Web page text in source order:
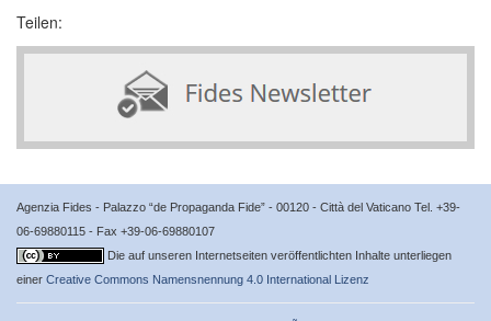
Teilen:
Agenzia Fides - Palazzo “de Propaganda Fide” - 00120 - Città del Vaticano Tel. +39-
06-69880115 - Fax +39-06-69880107
Die auf unseren Internetseiten veröffentlichten Inhalte unterliegen
einer Creative Commons Namensnennung 4.0 International Lizenz